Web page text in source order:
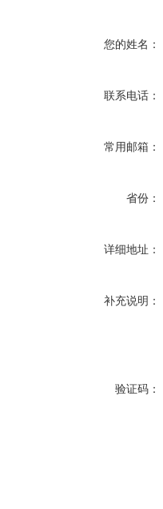
您的姓名：
联系电话：
常用邮箱：
省份：
详细地址：
补充说明：
验证码：